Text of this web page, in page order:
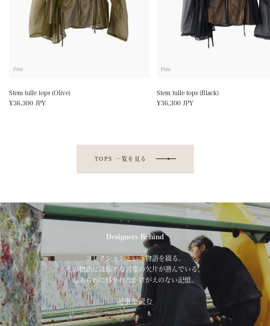
Free
Stem tulle tops (Olive)
Sale
¥36,300 JPY
Free
Stem tulle tops (Black)
Sale
¥36,300 JPY
TOPS 一覧を見る
Designers Behind
コレクションという物語を綴る。
その物語には様々な言葉の欠片が潜んでいる。
心あらわに導かれたかけがえのない記憶。
記事を読む